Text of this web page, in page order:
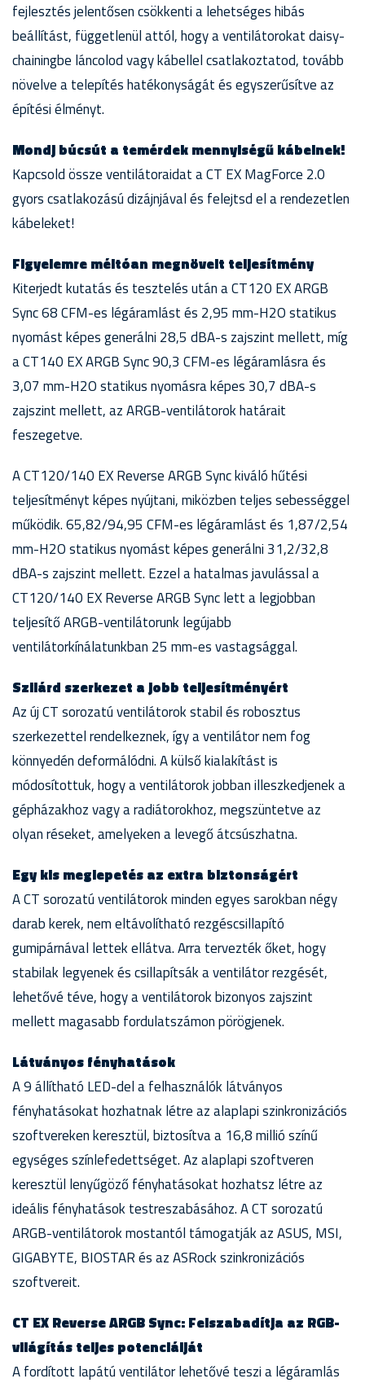
fejlesztés jelentősen csökkenti a lehetséges hibás
beállítást, függetlenül attól, hogy a ventilátorokat daisy-
chainingbe láncolod vagy kábellel csatlakoztatod, tovább
növelve a telepítés hatékonyságát és egyszerűsítve az
építési élményt.
Mondj búcsút a temérdek mennyiségű kábelnek!
Kapcsold össze ventilátoraidat a CT EX MagForce 2.0
gyors csatlakozású dizájnjával és felejtsd el a rendezetlen
kábeleket!
Figyelemre méltóan megnövelt teljesítmény
Kiterjedt kutatás és tesztelés után a CT120 EX ARGB
Sync 68 CFM-es légáramlást és 2,95 mm-H2O statikus
nyomást képes generálni 28,5 dBA-s zajszint mellett, míg
a CT140 EX ARGB Sync 90,3 CFM-es légáramlásra és
3,07 mm-H2O statikus nyomásra képes 30,7 dBA-s
zajszint mellett, az ARGB-ventilátorok határait
feszegetve.
A CT120/140 EX Reverse ARGB Sync kiváló hűtési
teljesítményt képes nyújtani, miközben teljes sebességgel
működik. 65,82/94,95 CFM-es légáramlást és 1,87/2,54
mm-H2O statikus nyomást képes generálni 31,2/32,8
dBA-s zajszint mellett. Ezzel a hatalmas javulással a
CT120/140 EX Reverse ARGB Sync lett a legjobban
teljesítő ARGB-ventilátorunk legújabb
ventilátorkínálatunkban 25 mm-es vastagsággal.
Szilárd szerkezet a jobb teljesítményért
Az új CT sorozatú ventilátorok stabil és robosztus
szerkezettel rendelkeznek, így a ventilátor nem fog
könnyedén deformálódni. A külső kialakítást is
módosítottuk, hogy a ventilátorok jobban illeszkedjenek a
gépházakhoz vagy a radiátorokhoz, megszüntetve az
olyan réseket, amelyeken a levegő átcsúszhatna.
Egy kis meglepetés az extra biztonságért
A CT sorozatú ventilátorok minden egyes sarokban négy
darab kerek, nem eltávolítható rezgéscsillapító
gumipárnával lettek ellátva. Arra tervezték őket, hogy
stabilak legyenek és csillapítsák a ventilátor rezgését,
lehetővé téve, hogy a ventilátorok bizonyos zajszint
mellett magasabb fordulatszámon pörögjenek.
Látványos fényhatások
A 9 állítható LED-del a felhasználók látványos
fényhatásokat hozhatnak létre az alaplapi szinkronizációs
szoftvereken keresztül, biztosítva a 16,8 millió színű
egységes színlefedettséget. Az alaplapi szoftveren
keresztül lenyűgöző fényhatásokat hozhatsz létre az
ideális fényhatások testreszabásához. A CT sorozatú
ARGB-ventilátorok mostantól támogatják az ASUS, MSI,
GIGABYTE, BIOSTAR és az ASRock szinkronizációs
szoftvereit.
CT EX Reverse ARGB Sync: Felszabadítja az RGB-
világítás teljes potenciálját
A fordított lapátú ventilátor lehetővé teszi a légáramlás